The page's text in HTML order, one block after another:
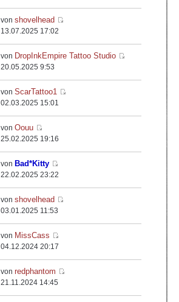
vonshovelhead
13.07.2025 17:02
von DropInkEmpire Tattoo Studio
20.05.2025 9:53
vonScarTattoo1
02.03.2025 15:01
vonOouu
25.02.2025 19:16
von Bad*Kitty
22.02.2025 23:22
vonshovelhead
03.01.2025 11:53
von MissCass
04.12.2024 20:17
vonredphantom
21.11.2024 14:45